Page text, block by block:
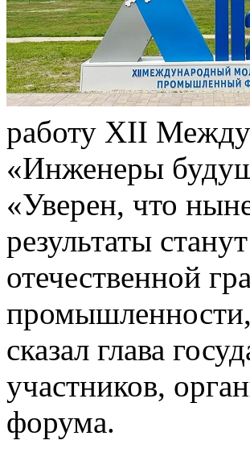
работу XII
«Инженеры
«Уверен, что
результаты
отечественной
сказал глава
участников,
форума.